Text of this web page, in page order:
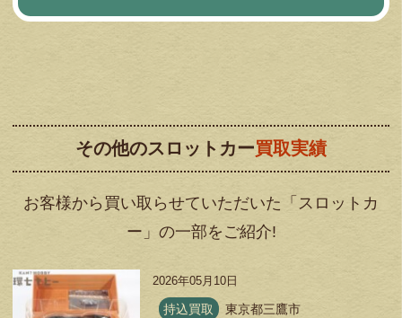
その他のスロットカー買取実績
お客様から買い取らせていただいた「スロットカ
ー」の一部をご紹介!
2026年05月10日
持込買取
東京都三鷹市